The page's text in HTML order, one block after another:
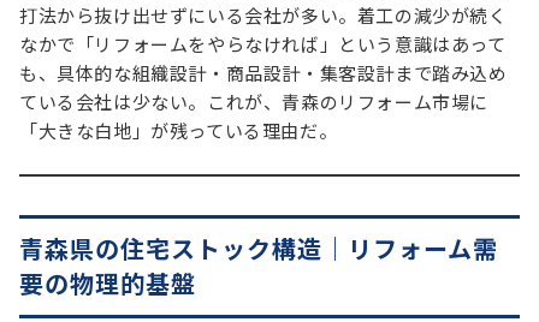
打法から抜け出せずにいる会社が多い。着工の減少が続く
なかで「リフォームをやらなければ」という意識はあって
も、具体的な組織設計・商品設計・集客設計まで踏み込め
ている会社は少ない。これが、青森のリフォーム市場に
「大きな白地」が残っている理由だ。
青森県の住宅ストック構造｜リフォーム需
要の物理的基盤